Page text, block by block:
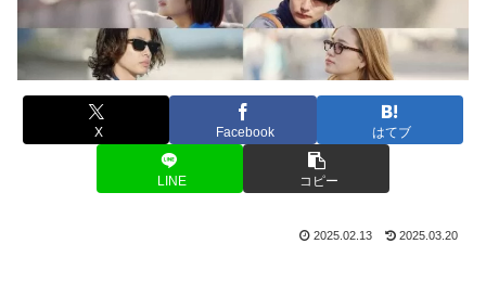
X Facebook はてブ
LINE コピー
2025.02.13 2025.03.20